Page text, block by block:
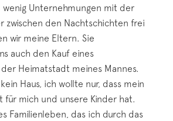
wenig Unternehmungen mit der
zwischen den Nachtschichten frei
wir meine Eltern. Sie
auch den Kauf eines
Heimatstadt meines Mannes.
Haus, ich wollte nur, dass mein
für mich und unsere Kinder hat.
Familienleben, das ich durch das